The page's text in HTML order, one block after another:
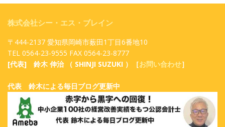
株式会社シー・エス・ブレイン
〒444-2137 愛知県岡崎市薮田1丁目6番地10
TEL 0564-23-9555 FAX 0564-23-8777
[代表] 鈴木 伸治 （ SHINJI SUZUKI ）［お問い合わせ］
代表 鈴木による毎日ブログ更新中